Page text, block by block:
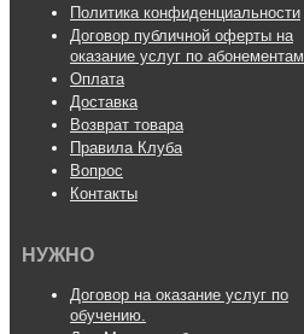
Политика конфиденциальности
Договор публичной оферты на
оказание услуг по абонементам
Оплата
Доставка
Возврат товара
Правила Клуба
Вопрос
Контакты
НУЖНО
Договор на оказание услуг по
обучению.